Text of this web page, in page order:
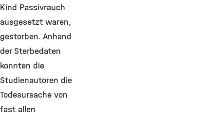
Kind Passivrauch
ausgesetzt waren,
gestorben. Anhand
der Sterbedaten
konnten die
Studienautoren die
Todesursache von
fast allen